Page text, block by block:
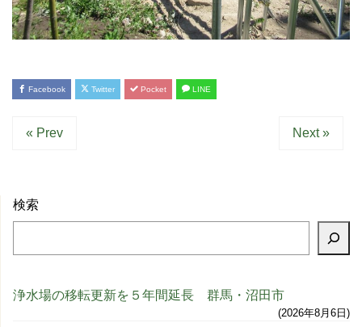
Facebook Twitter Pocket LINE
« Prev Next »
検索
浄水場の移転更新を５年間延長 群馬・沼田市
2026年8月6日